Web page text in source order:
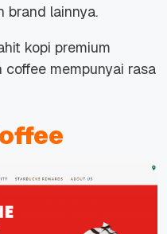
brand lainnya.
kopi premium
mempunyai rasa